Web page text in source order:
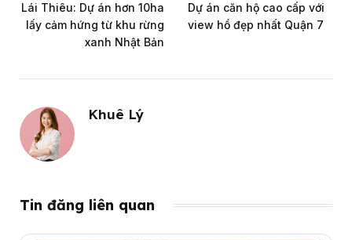
Lái Thiêu: Dự án hơn 10ha
lấy cảm hứng từ khu rừng
xanh Nhật Bản
Dự án căn hộ cao cấp với
view hồ đẹp nhất Quận 7
Khuê Lý
Tin đăng liên quan